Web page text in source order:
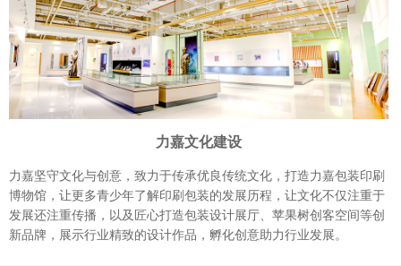
力嘉文化建设
力嘉坚守文化与创意，致力于传承优良传统文化，打造力嘉包装印刷
博物馆，让更多青少年了解印刷包装的发展历程，让文化不仅注重于
发展还注重传播，以及匠心打造包装设计展厅、苹果树创客空间等创
新品牌，展示行业精致的设计作品，孵化创意助力行业发展。